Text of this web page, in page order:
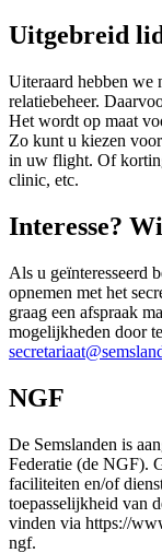
Uitgebreid
Uiteraard hebben we
relatiebeheer.
Het wordt op maat
Zo kunt u kiezen
in uw flight. Of
clinic, etc.
Interesse?
Als u geïnteresseerd
opnemen met het
graag een afspraak
mogelijkheden door
NGF
De Semslanden is
Federatie (de NGF).
faciliteiten en/of
toepasselijkheid van
vinden via https://
ngf.